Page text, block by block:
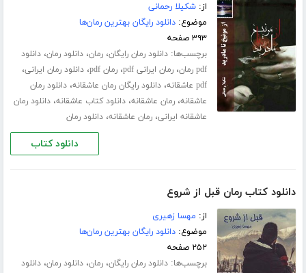
از:شکیلا رحمانی
موضوع:دانلود رایگان بهترین رمان‌ها
۳۹۳ صفحه
برچسب‌ها:دانلود رمان رایگان،رمان،دانلود رمان،دانلود
pdf رمان
،رمان ایرانی pdf ،رمان pdf ،دانلود رمان ایرانی،
pdf عاشقانه ،دانلود رایگان رمان عاشقانه،دانلود رمان
عاشقانه،رمان عاشقانه،دانلود کتاب عاشقانه،دانلود رمان
عاشقانه ایرانی،رمان عاشقانه،دانلود رمان
دانلود کتاب
دانلود کتاب رمان قبل از شروع
از: مهسا زهیری
موضوع:دانلود رایگان بهترین رمان‌ها
۲۵۲ صفحه
برچسب‌ها:دانلود رمان رایگان،رمان،دانلود رمان،دانلود